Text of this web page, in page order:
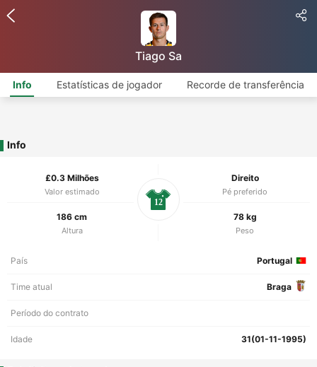
Tiago Sa
Info Estatísticas de jogador Recorde de transferência
Info
£0.3 Milhões
Valor estimado
Direito
Pé preferido
186 cm
Altura
78 kg
Peso
12
País Portugal
Time atual Braga
Período do contrato
Idade 31(01-11-1995)